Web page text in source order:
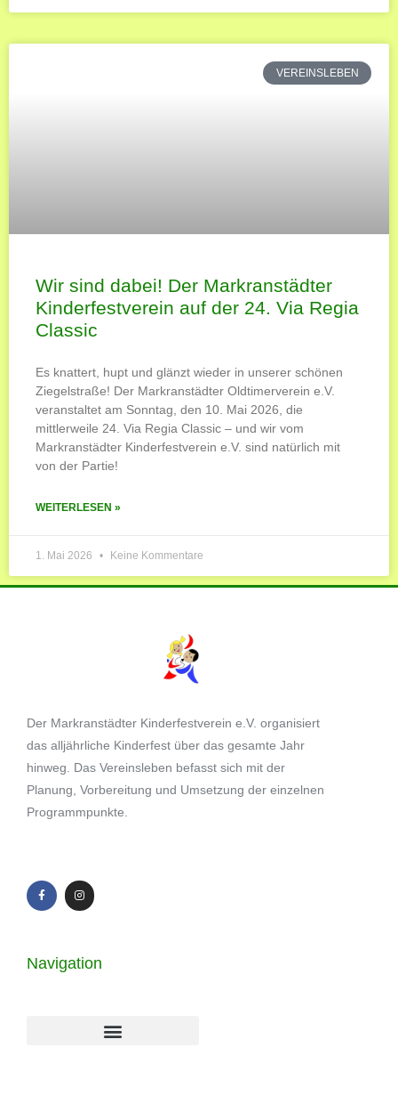
VEREINSLEBEN
Wir sind dabei! Der Markranstädter
Kinderfestverein auf der 24. Via Regia
Classic
Es knattert, hupt und glänzt wieder in unserer schönen
Ziegelstraße! Der Markranstädter Oldtimerverein e.V.
veranstaltet am Sonntag, den 10. Mai 2026, die
mittlerweile 24. Via Regia Classic – und wir vom
Markranstädter Kinderfestverein e.V. sind natürlich mit
von der Partie!
WEITERLESEN »
1. Mai 2026 Keine Kommentare
Der Markranstädter Kinderfestverein e.V. organisiert
das alljährliche Kinderfest über das gesamte Jahr
hinweg. Das Vereinsleben befasst sich mit der
Planung, Vorbereitung und Umsetzung der einzelnen
Programmpunkte.
Navigation